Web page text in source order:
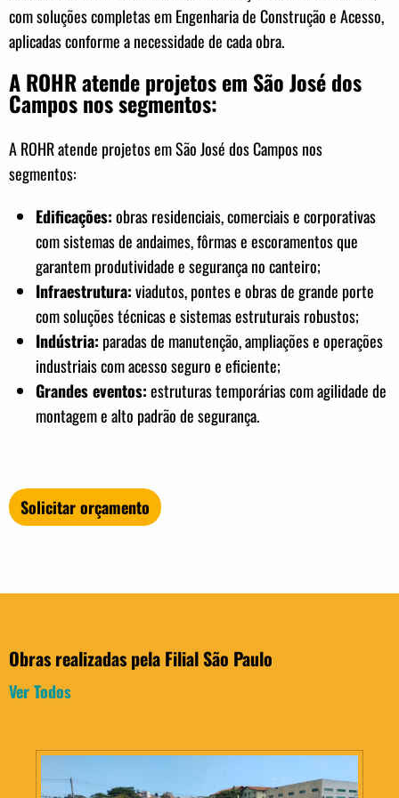
com soluções completas em Engenharia de Construção e Acesso,
aplicadas conforme a necessidade de cada obra.
A ROHR atende projetos em São José dos
Campos nos segmentos:
A ROHR atende projetos em São José dos Campos nos
segmentos:
Edificações:obras residenciais, comerciais e corporativas
com sistemas de andaimes, fôrmas e escoramentos que
garantem produtividade e segurança no canteiro;
Infraestrutura:viadutos, pontes e obras de grande porte
com soluções técnicas e sistemas estruturais robustos;
Indústria: paradas de manutenção, ampliações e operações
industriais com acesso seguro e eficiente;
Grandes eventos:estruturas temporárias com agilidade de
montagem e alto padrão de segurança.
Solicitar orçamento
Obras realizadas pela Filial São Paulo
Ver Todos